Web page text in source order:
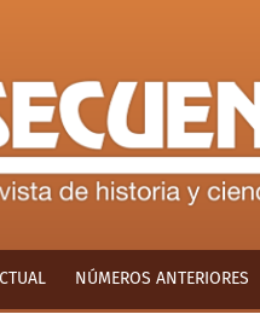
de fuentes o de
NÚMEROS ANTERIORES